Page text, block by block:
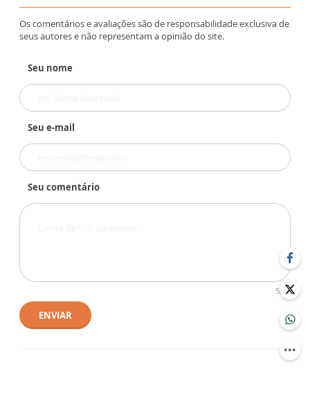
Os comentários e avaliações são de responsabilidade exclusiva de
seus autores e não representam a opinião do site.
Seu nome
Seu e-mail
Seu comentário
500
ENVIAR